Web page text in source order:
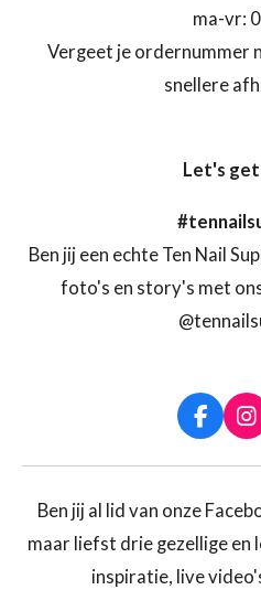
ma-vr:
Vergeet je ordernummer
snellere
Let's get
Ben jij een echte Ten Nail
foto's en story's met
F
a
c
b
o
k
I
n
s
a
r
a
Ben jij al lid van onze
maar liefst drie gezellige en
inspiratie, live